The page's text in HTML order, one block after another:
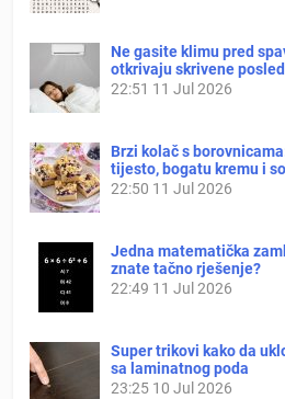
Ne gasite klimu pred
otkrivaju skrivene
22:51 11 Jul 2026
Brzi kolač s
tijesto, bogatu kremu i
22:50 11 Jul 2026
Jedna matematička
znate tačno rješenje?
22:49 11 Jul 2026
Super trikovi kako da
sa laminatnog poda
23:25 10 Jul 2026